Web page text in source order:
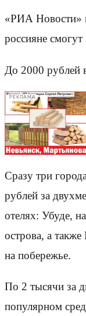
«РИА Новости»
россияне
До 2000 рублей
РЕКЛАМА
Сразу три
рублей за
отелях: Убуде,
острова, а
на побережье.
По 2 тысячи за
популярном